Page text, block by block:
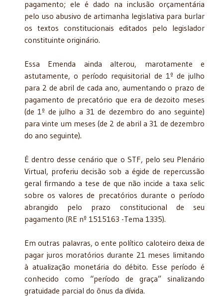
pagamento; ele é dado na inclusão orçamentária
pelo uso abusivo de artimanha legislativa para burlar
os textos constitucionais editados pelo legislador
constituinte originário.
Essa Emenda ainda alterou, marotamente e
astutamente, o período requisitorial de 1º de julho
para 2 de abril de cada ano, aumentando o prazo de
pagamento de precatório que era de dezoito meses
(de 1º de julho a 31 de dezembro do ano seguinte)
para vinte um meses (de 2 de abril a 31 de dezembro
do ano seguinte).
É dentro desse cenário que o STF, pelo seu Plenário
Virtual, proferiu decisão sob a égide de repercussão
geral firmando a tese de que não incide a taxa selic
sobre os valores de precatórios durante o período
abrangido pelo prazo constitucional de seu
pagamento (RE nº 1515163 -Tema 1335).
Em outras palavras, o ente político caloteiro deixa de
pagar juros moratórios durante 21 meses limitando
à atualização monetária do débito. Esse período é
conhecido como “período de graça” sinalizando
gratuidade parcial do ônus da dívida.